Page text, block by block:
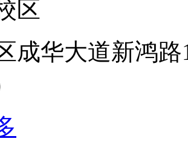
区
成华大道新鸿